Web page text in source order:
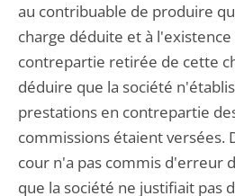
au contribuable de produire
charge déduite et à
contrepartie retirée de cette
déduire que la société
prestations en contrepartie
commissions étaient versées.
cour n'a pas commis d'erreur
que la société ne justifiait pas